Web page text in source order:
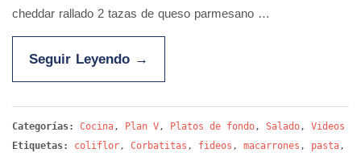
cheddar rallado 2 tazas de queso parmesano …
Seguir Leyendo →
Categorías: Cocina, Plan V, Platos de fondo, Salado, Videos
Etiquetas:
coliflor, Corbatitas , fideos , macarrones , pasta,